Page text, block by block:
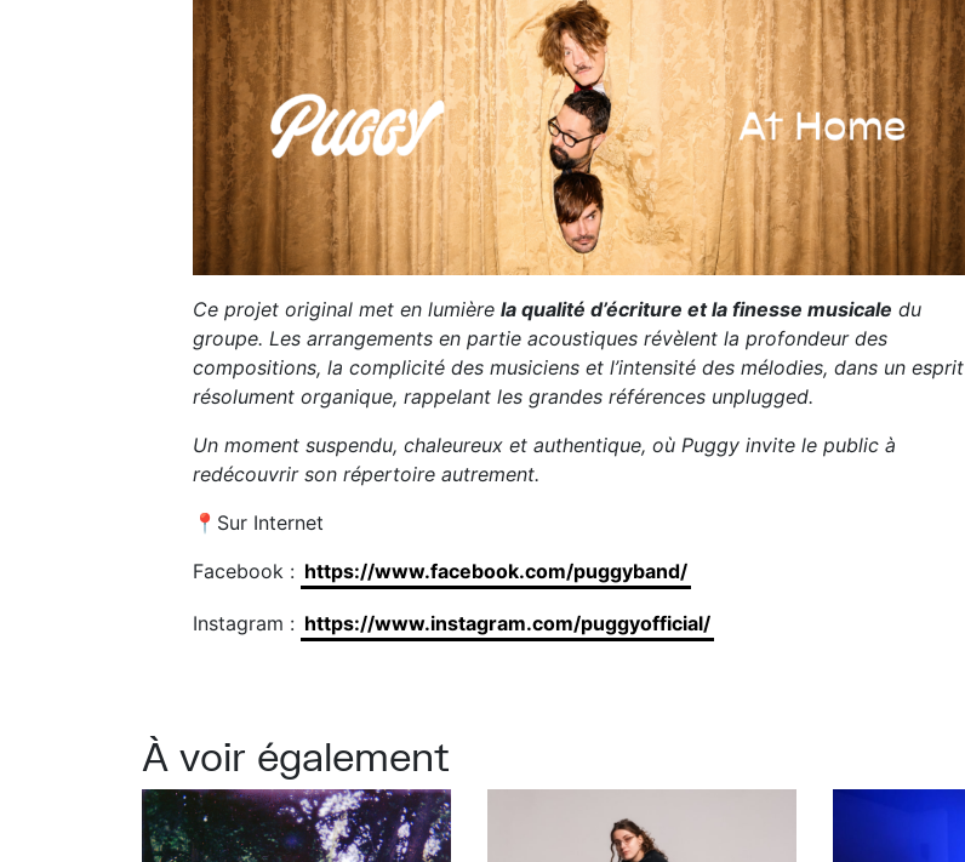
Ce projet original met en lumière la qualité d’écriture et la finesse musicale du
groupe. Les arrangements en partie acoustiques révèlent la profondeur des
compositions, la complicité des musiciens et l’intensité des mélodies, dans un esprit
résolument organique, rappelant les grandes références unplugged.
Un moment suspendu, chaleureux et authentique, où Puggy invite le public à
redécouvrir son répertoire autrement.
📍Sur Internet
Facebook : https://www.facebook.com/puggyband/
Instagram : https://www.instagram.com/puggyofficial/
À voir également